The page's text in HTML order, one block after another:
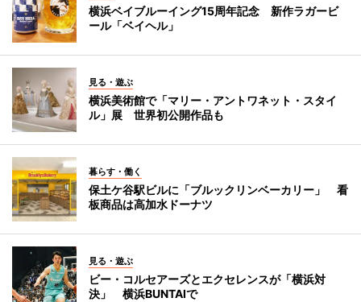
横浜ベイブルーイング15周年記念 新作ラガービ
ール「ベイヘル」
見る・遊ぶ
横浜美術館で「マリー・アントワネット・スタイ
ル」展 世界初公開作品も
暮らす・働く
保土ケ谷駅ビルに「ブルックリンベーカリー」 看
板商品は高加水ドーナツ
見る・遊ぶ
ビー・コルセアーズとエクセレンスが「横浜対
決」 横浜BUNTAIで